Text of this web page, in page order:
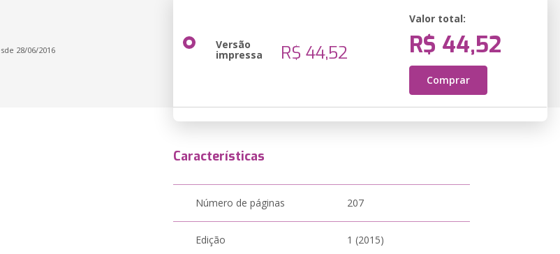
28/06/2016 Versão
impressa R$ 44,52
Valor total:
R$ 44,52
Comprar
Características
Número de páginas 207
Edição 1 (2015)